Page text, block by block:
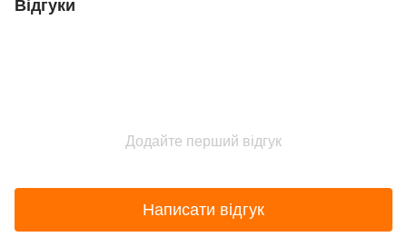
Відгуки
Додайте перший відгук
Написати відгук